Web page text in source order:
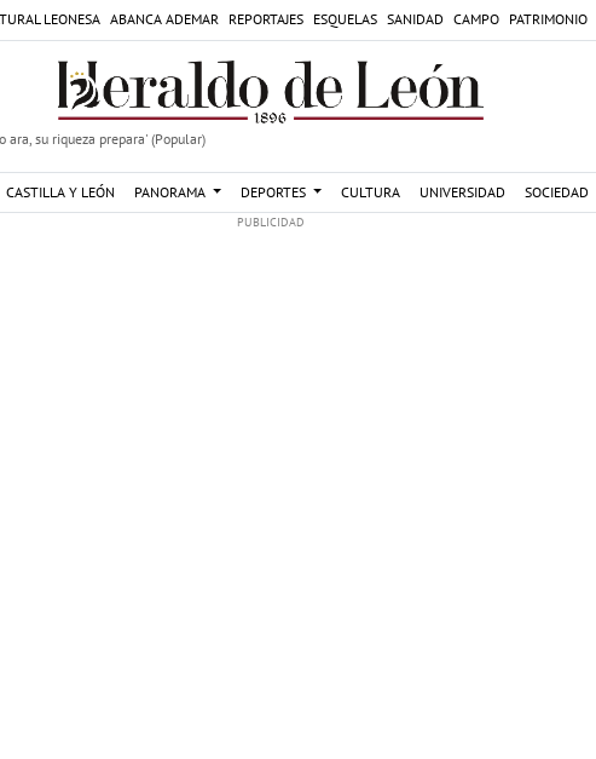
LEONESA ABANCA ADEMAR REPORTAJES ESQUELAS SANIDAD CAMPO PATRIMONIO
ara, su riqueza prepara' (Popular)
CASTILLA Y LEÓN PANORAMA DEPORTES CULTURA UNIVERSIDAD SOCIEDAD